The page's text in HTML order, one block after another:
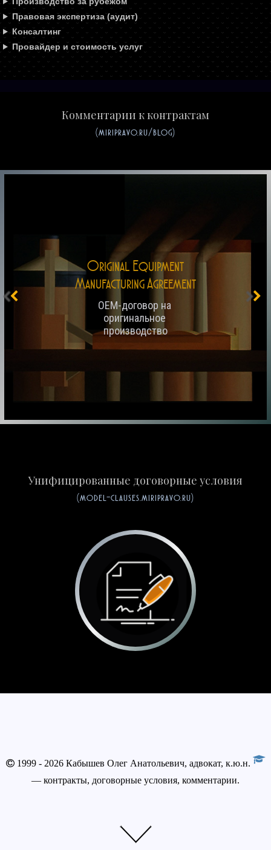
Правовая экспертиза (аудит)
Консалтинг
Провайдер и стоимость услуг
Комментарии к контрактам
(miripravo.ru/blog)
Original Equipment
Manufacturing Agreement
OEM-договор на
оригинальное
производство
Унифицированные договорные условия
(model-clauses.miripravo.ru)
1999 - 2026 Кабышев Олег Анатольевич, адвокат, к.ю.н.
— контракты, договорные условия, комментарии.